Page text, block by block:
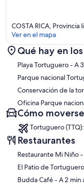
COSTA RICA, Provincia
Ver en el mapa
Qué hay en
Playa Tortuguero- A
Parque nacional
Conservación de la
Oficina Parque
Cómo
Tortuguero
Restaurantes
‪Budda Café - ‬A